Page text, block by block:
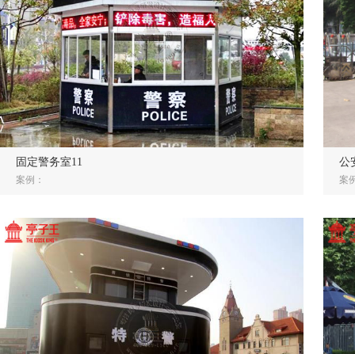
固定警务室11
案例：
公
案